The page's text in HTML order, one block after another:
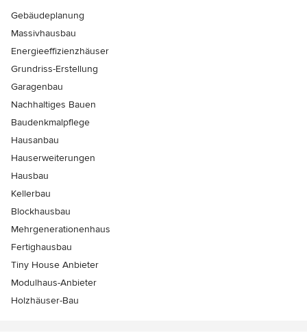
Gebäudeplanung
Massivhausbau
Energieeffizienzhäuser
Grundriss-Erstellung
Garagenbau
Nachhaltiges Bauen
Baudenkmalpflege
Hausanbau
Hauserweiterungen
Hausbau
Kellerbau
Blockhausbau
Mehrgenerationenhaus
Fertighausbau
Tiny House Anbieter
Modulhaus-Anbieter
Holzhäuser-Bau